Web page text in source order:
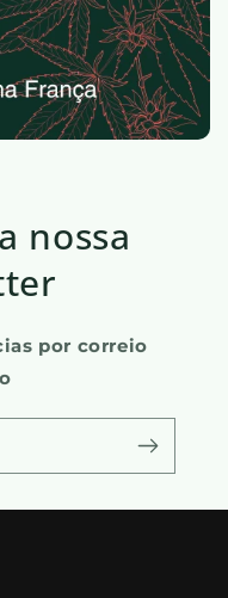
nossa
por correio